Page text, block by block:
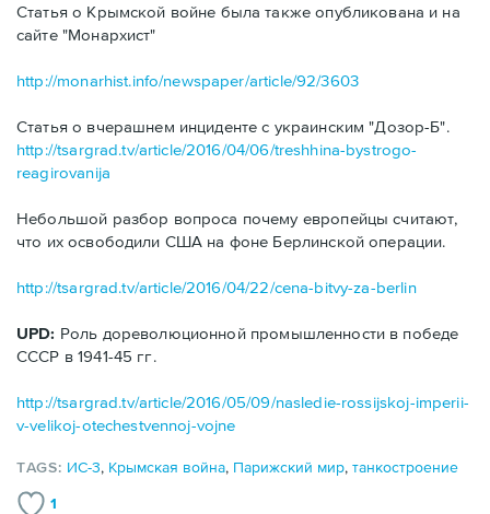
Статья о Крымской войне была также опубликована и на
сайте "Монархист"
http://monarhist.info/newspaper/article/92/3603
Статья о вчерашнем инциденте с украинским "Дозор-Б".
http://tsargrad.tv/article/2016/04/06/treshhina-bystrogo-
reagirovanija
Небольшой разбор вопроса почему европейцы считают,
что их освободили США на фоне Берлинской операции.
http://tsargrad.tv/article/2016/04/22/cena-bitvy-za-berlin
UPD: Роль дореволюционной промышленности в победе
СССР в 1941-45 гг.
http://tsargrad.tv/article/2016/05/09/nasledie-rossijskoj-imperii-
v-velikoj-otechestvennoj-vojne
TAGS: ИС-3, Крымская война, Парижский мир,танкостроение
1